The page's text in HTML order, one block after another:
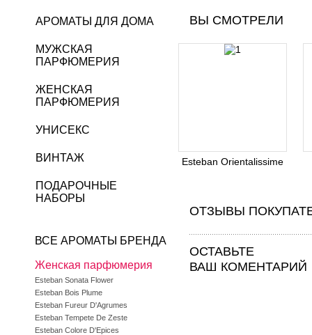
ВЫ СМОТРЕЛИ
Esteban Orientalissime
ОТЗЫВЫ
ОСТАВЬТЕ
ВАШ КОМЕНТАРИЙ
АРОМАТЫ ДЛЯ ДОМА
МУЖСКАЯ
ПАРФЮМЕРИЯ
ЖЕНСКАЯ
ПАРФЮМЕРИЯ
УНИСЕКС
ВИНТАЖ
ПОДАРОЧНЫЕ
НАБОРЫ
ВСЕ АРОМАТЫ БРЕНДА
Женская парфюмерия
Esteban Sonata Flower
Esteban Bois Plume
Esteban Fureur D'Agrumes
Esteban Tempete De Zeste
Esteban Colore D'Epices